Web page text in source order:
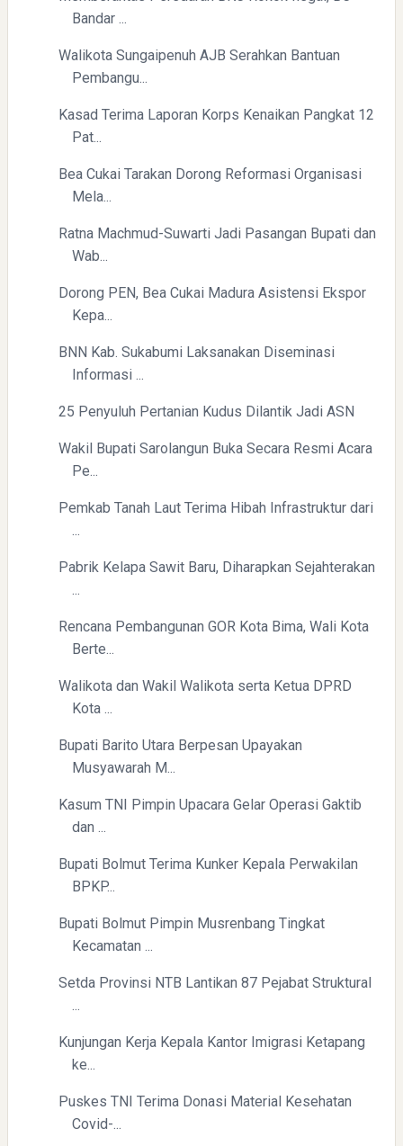
My IPM V2 Dorong Kader Menjadi Pengguna dan Produsen
Pengetahuan
Bandar ...
Walikota Sungaipenuh AJB Serahkan Bantuan
Pembangu...
Kasad Terima Laporan Korps Kenaikan Pangkat 12
Pat...
Bea Cukai Tarakan Dorong Reformasi Organisasi
Mela...
Ratna Machmud-Suwarti Jadi Pasangan Bupati dan
Wab...
Dorong PEN, Bea Cukai Madura Asistensi Ekspor
Kepa...
BNN Kab. Sukabumi Laksanakan Diseminasi
Informasi ...
25 Penyuluh Pertanian Kudus Dilantik Jadi ASN
Wakil Bupati Sarolangun Buka Secara Resmi Acara
Pe...
Pemkab Tanah Laut Terima Hibah Infrastruktur dari
Pabrik Kelapa Sawit Baru, Diharapkan Sejahterakan
Rencana Pembangunan GOR Kota Bima, Wali Kota
Berte...
Walikota dan Wakil Walikota serta Ketua DPRD
Kota ...
Bupati Barito Utara Berpesan Upayakan
Musyawarah M...
Kasum TNI Pimpin Upacara Gelar Operasi Gaktib
dan ...
Bupati Bolmut Terima Kunker Kepala Perwakilan
BPKP...
Bupati Bolmut Pimpin Musrenbang Tingkat
Kecamatan ...
Setda Provinsi NTB Lantikan 87 Pejabat Struktural
Kunjungan Kerja Kepala Kantor Imigrasi Ketapang
ke...
Puskes TNI Terima Donasi Material Kesehatan
Covid-...